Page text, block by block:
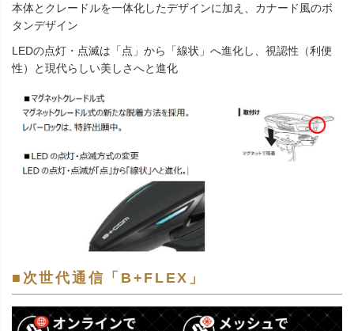
本体とクレードルを一体化したデザインに加え、カナード風のボ
タンデザイン
LEDの点灯・点滅は「点」から「線状」へ進化し、視認性（利便
性）と現代らしい美しさへと進化
■次世代通信「B+FLEX」